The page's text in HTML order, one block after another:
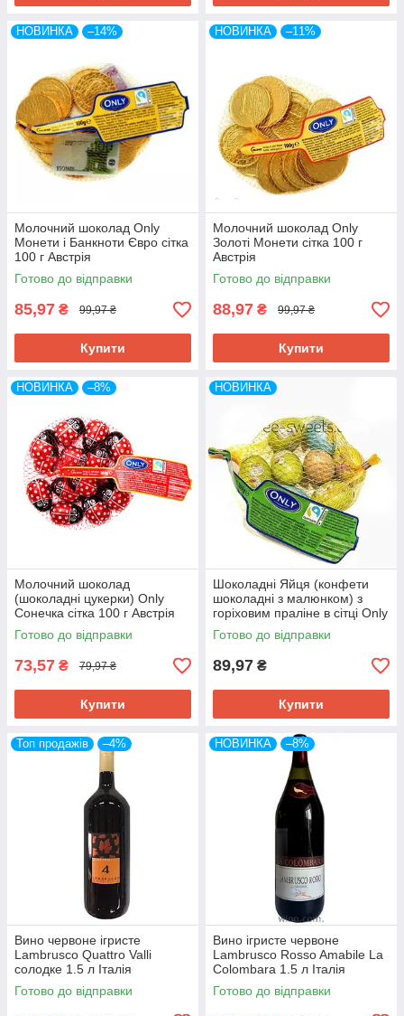
НОВИНКА –14%
Молочний шоколад Only
Монети і Банкноти Євро сітка
100 г Австрія
Готово до відправки
85,97 ₴ 99,97 ₴
Купити
НОВИНКА –11%
Молочний шоколад Only
Золоті Монети сітка 100 г
Австрія
Готово до відправки
88,97 ₴ 99,97 ₴
Купити
НОВИНКА –8%
Молочний шоколад
(шоколадні цукерки) Only
Сонечка сітка 100 г Австрія
Готово до відправки
73,57 ₴ 79,97 ₴
Купити
НОВИНКА
Шоколадні Яйця (конфети
шоколадні з малюнком) з
горіховим праліне в сітці Only
сітка 84 г Австрія
Готово до відправки
89,97 ₴
Купити
Топ продажів –4%
Вино червоне ігристе
Lambrusco Quattro Valli
солодке 1.5 л Італія
Готово до відправки
НОВИНКА –8%
Вино ігристе червоне
Lambrusco Rosso Amabile La
Colombara 1.5 л Італія
Готово до відправки